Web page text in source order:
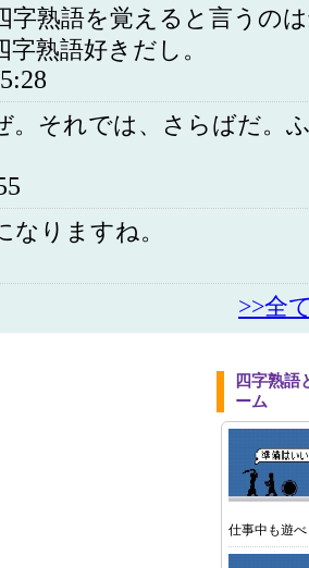
字熟語を覚えると言うの
熟語好きだし。
。それでは、さらばだ。
なりますね。
>>全
四字熟語
ーム
仕事中も遊